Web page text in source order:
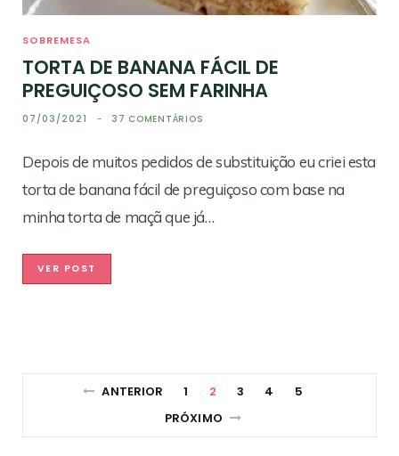
SOBREMESA
TORTA DE BANANA FÁCIL DE
PREGUIÇOSO SEM FARINHA
07/03/2021 37 COMENTÁRIOS
Depois de muitos pedidos de substituição eu criei esta
torta de banana fácil de preguiçoso com base na
minha torta de maçã que já…
VER POST
ANTERIOR 1 2 3 4
5
PRÓXIMO